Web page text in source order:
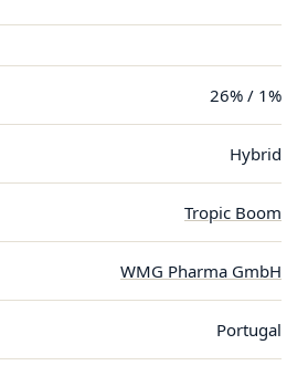
26% / 1%
Hybrid
Tropic Boom
WMG Pharma GmbH
Portugal